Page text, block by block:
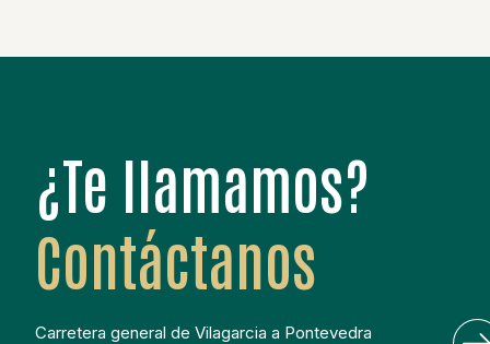
¿Te llamamos?
Contáctanos
Carretera general de Vilagarcia a Pontevedra